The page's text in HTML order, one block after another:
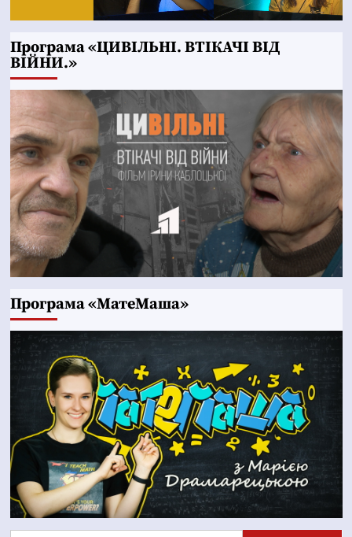
Програма «ЦИВІЛЬНІ. ВТІКАЧІ ВІД
ВІЙНИ.»
Програма «МатеМаша»